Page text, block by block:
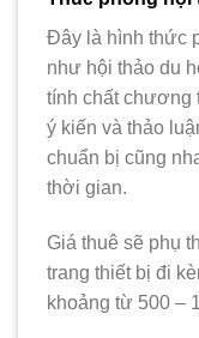
Đây là hình thức
như hội thảo du
tính chất chương
ý kiến và thảo
chuẩn bị cũng
thời gian.
Giá thuê sẽ phụ
trang thiết bị đi
khoảng từ 500 –